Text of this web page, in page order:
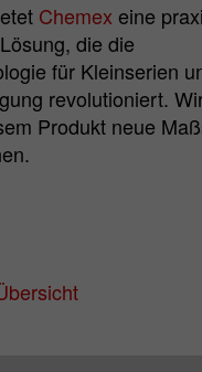
Chemex eine
die die
für Kleinserien
revolutioniert.
Produkt neue